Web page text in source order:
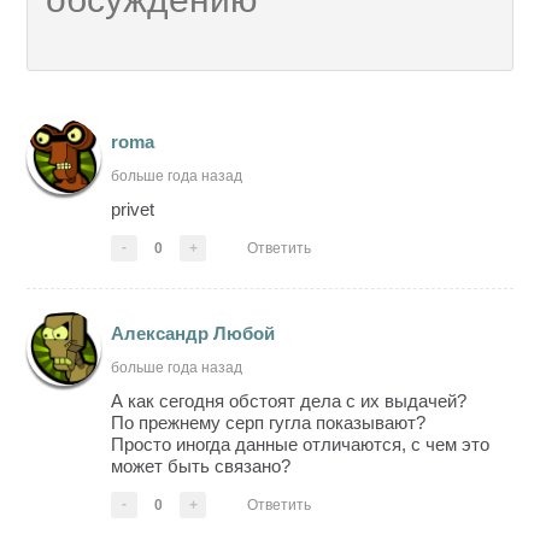
roma
больше года назад
privet
- 0 + Ответить
Александр Любой
больше года назад
А как сегодня обстоят дела с их выдачей?
По прежнему серп гугла показывают?
Просто иногда данные отличаются, с чем это
может быть связано?
- 0 + Ответить